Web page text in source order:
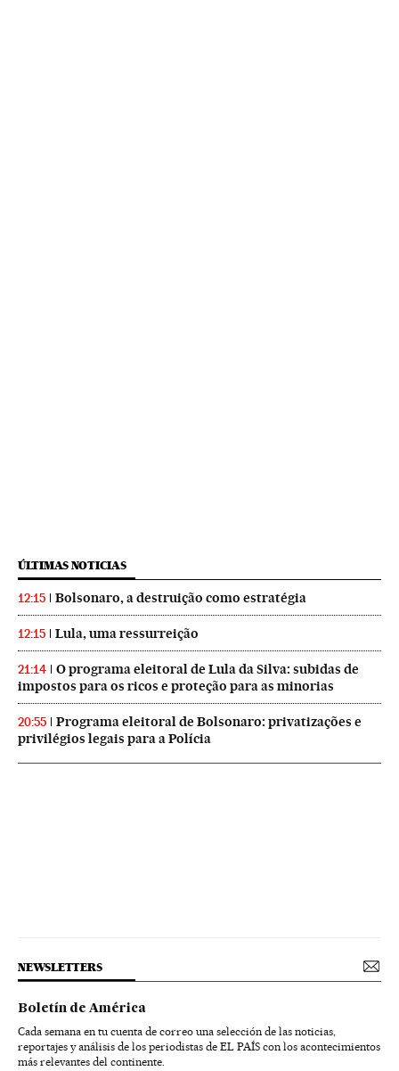
ÚLTIMAS NOTICIAS
12:15 Bolsonaro, a destruição como estratégia
12:15 Lula, uma ressurreição
21:14
O programa eleitoral de Lula da Silva: subidas de
impostos para os ricos e proteção para as minorias
20:55
Programa eleitoral de Bolsonaro: privatizações e
privilégios legais para a Polícia
NEWSLETTERS
Boletín de América
Cada semana en tu cuenta de correo una selección de las noticias,
reportajes y análisis de los periodistas de EL PAÍS con los acontecimientos
más relevantes del continente.